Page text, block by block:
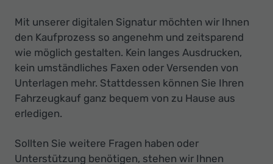
Mit unserer digitalen Signatur möchten wir Ihnen
den Kaufprozess so angenehm und zeitsparend
wie möglich gestalten. Kein langes Ausdrucken,
kein umständliches Faxen oder Versenden von
Unterlagen mehr. Stattdessen können Sie Ihren
Fahrzeugkauf ganz bequem von zu Hause aus
erledigen.
Sollten Sie weitere Fragen haben oder
Unterstützung benötigen, stehen wir Ihnen